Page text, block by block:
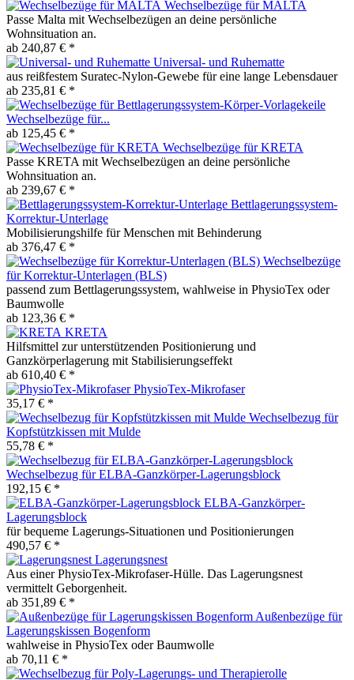
Wechselbezüge für MALTA
Passe Malta mit Wechselbezügen an deine persönliche
Wohnsituation an.
ab 240,87 € *
Universal- und Ruhematte
aus reißfestem Suratec-Nylon-Gewebe für eine lange Lebensdauer
ab 235,81 € *
Wechselbezüge für...
ab 125,45 € *
Wechselbezüge für KRETA
Passe KRETA mit Wechselbezügen an deine persönliche
Wohnsituation an.
ab 239,67 € *
Bettlagerungssystem-
Korrektur-Unterlage
Mobilisierungshilfe für Menschen mit Behinderung
ab 376,47 € *
Wechselbezüge
für Korrektur-Unterlagen (BLS)
passend zum Bettlagerungssystem, wahlweise in PhysioTex oder
Baumwolle
ab 123,36 € *
KRETA
Hilfsmittel zur unterstützenden Positionierung und
Ganzkörperlagerung mit Stabilisierungseffekt
ab 610,40 € *
PhysioTex-Mikrofaser
35,17 € *
Wechselbezug für
Kopfstützkissen mit Mulde
55,78 € *
Wechselbezug für ELBA-Ganzkörper-Lagerungsblock
192,15 € *
ELBA-Ganzkörper-
Lagerungsblock
für bequeme Lagerungs-Situationen und Positionierungen
490,57 € *
Lagerungsnest
Aus einer PhysioTex-Mikrofaser-Hülle. Das Lagerungsnest
vermittelt Geborgenheit.
ab 351,89 € *
Außenbezüge für
Lagerungskissen Bogenform
wahlweise in PhysioTex oder Baumwolle
ab 70,11 € *